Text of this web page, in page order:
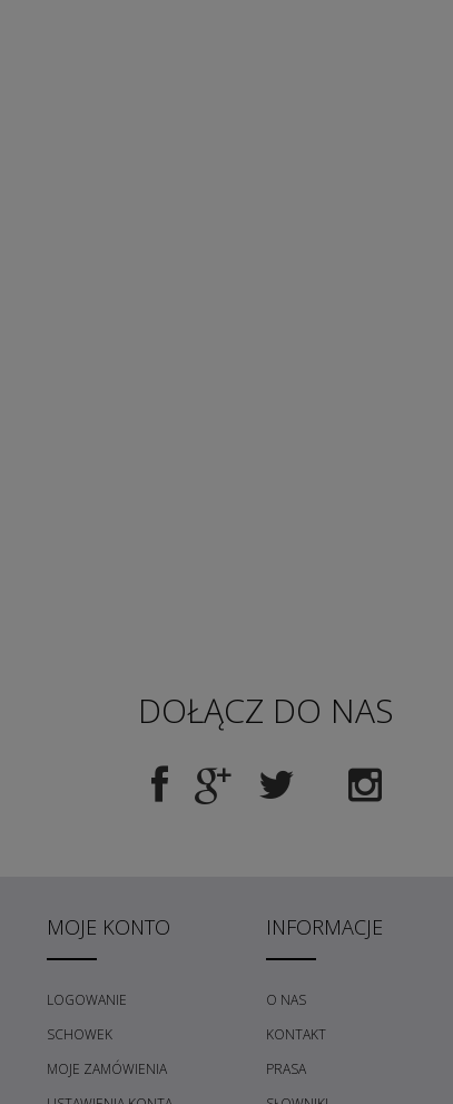
DOŁĄCZ DO NAS
MOJE KONTO
LOGOWANIE
SCHOWEK
MOJE ZAMÓWIENIA
INFORMACJE
O NAS
KONTAKT
PRASA